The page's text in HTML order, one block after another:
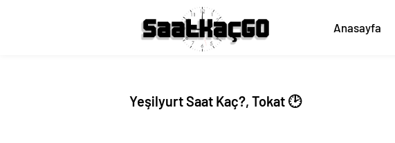
Anasayfa
Yeşilyurt Saat Kaç?, Tokat 🕑